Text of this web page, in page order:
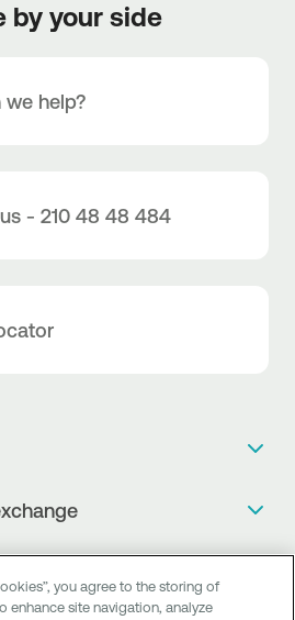
by your side
we help?
- 210 48 48 484
charges
you agree to the storing of
enhance site navigation, analyze